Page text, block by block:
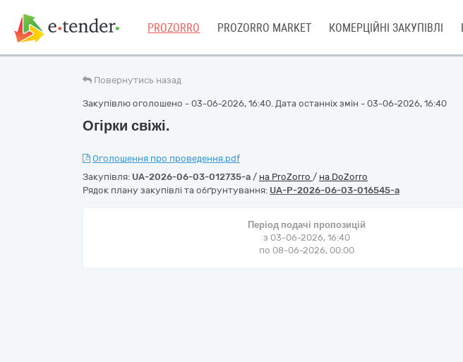
PROZORRO PROZORRO MARKET КОМЕРЦІЙНІ ЗАКУПІВЛІ
Повернутись назад
Закупівлю оголошено - 03-06-2026, 16:40. Дата останніх змін - 03-06-2026, 16:40
Огірки свіжі.
Оголошення про проведення.pdf
Закупівля: UA-2026-06-03-012735-a / на ProZorro / на DoZorro
Рядок плану закупівлі та обґрунтування: UA-P-2026-06-03-016545-a
Період подачі пропозицій
з 03-06-2026, 16:40
по 08-06-2026, 00:00